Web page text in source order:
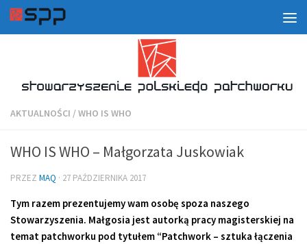
AKTUALNOŚCI /WHO IS WHO
WHO IS WHO – Małgorzata Juskowiak
PRZEZ MAQ · 27 PAŹDZIERNIKA 2017
Tym razem prezentujemy wam osobę spoza naszego
Stowarzyszenia. Małgosia jest autorką pracy magisterskiej na
temat patchworku pod tytułem “Patchwork – sztuka łączenia